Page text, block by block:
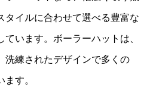
タイルに合わせて選べる豊富な
います。ボーラーハットは、
洗練されたデザインで多くの
す。